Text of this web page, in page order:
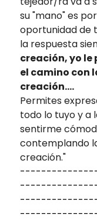
su "mano" es
oportunidad de
la respuesta
creación, yo
el camino con
creación....
Permites
todo lo tuyo y a
sentirme
contemplando
creación."